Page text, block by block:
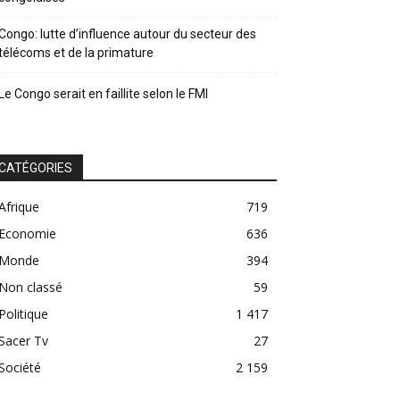
lutte d’influence autour du secteur des
et de la primature
Congo serait en faillite selon le FMI
719
636
394
classé
59
1 417
Tv
27
2 159